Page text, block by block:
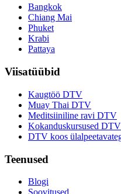
Bangkok
Chiang Mai
Phuket
Krabi
Pattaya
Viisatüübid
Kaugtöö DTV
Muay Thai DTV
Meditsiiniline ravi DTV
Kokanduskursused DTV
DTV koos
Teenused
Blogi